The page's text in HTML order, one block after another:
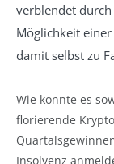
verblendet
Möglichkeit
damit selbst zu
Wie konnte es
florierende
Insolvenz